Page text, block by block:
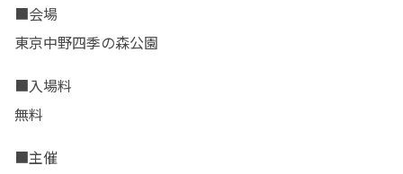
■会場
東京中野四季の森公園
■入場料
無料
■主催